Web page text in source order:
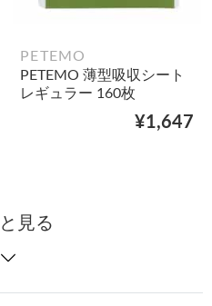
PETEMO
PETEMO 薄型吸収シート
レギュラー 160枚
¥1,647
見る